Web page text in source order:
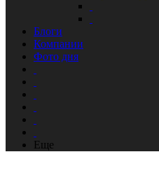
Блоги
Компании
Фото дня
Еще